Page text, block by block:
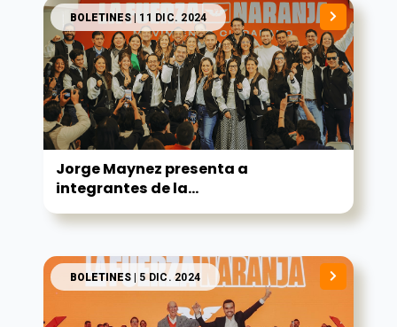
BOLETINES| 11 DIC. 2024
Jorge Maynez presenta a
integrantes de la...
BOLETINES| 5 DIC. 2024